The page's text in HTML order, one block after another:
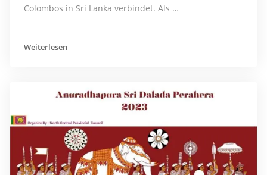
Colombos in Sri Lanka verbindet. Als …
Weiterlesen